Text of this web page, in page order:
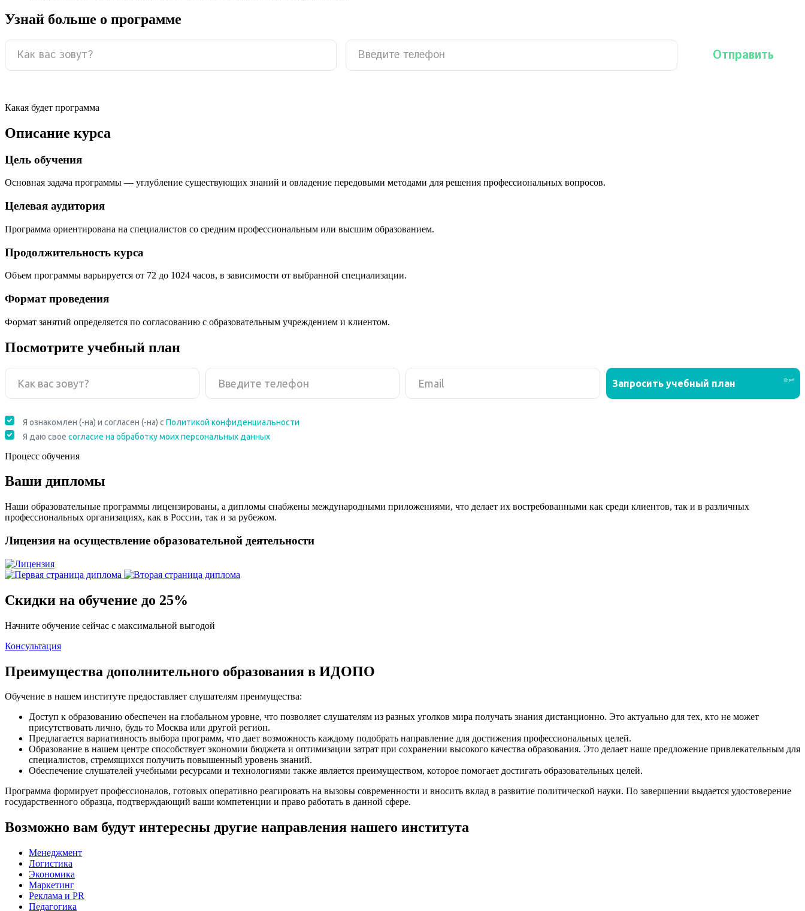
Узнай больше о программе
Какая будет программа
Описание курса
Цель обучения
Основная задача программы — углубление существующих знаний и овладение передовыми методами для решения профессиональных вопросов.
Целевая аудитория
Программа ориентирована на специалистов со средним профессиональным или высшим образованием.
Продолжительность курса
Объем программы варьируется от 72 до 1024 часов, в зависимости от выбранной специализации.
Формат проведения
Формат занятий определяется по согласованию с образовательным учреждением и клиентом.
Посмотрите учебный план
Процесс обучения
Ваши дипломы
Наши образовательные программы лицензированы, а дипломы снабжены международными приложениями, что делает их востребованными как среди клиентов, так и в различных
профессиональных организациях, как в России, так и за рубежом.
Лицензия на осуществление образовательной деятельности
Скидки на обучение до 25%
Начните обучение сейчас с максимальной выгодой
Консультация
Преимущества дополнительного образования в ИДОПО
Обучение в нашем институте предоставляет слушателям преимущества:
Доступ к образованию обеспечен на глобальном уровне, что позволяет слушателям из разных уголков мира получать знания дистанционно. Это актуально для тех, кто не может
присутствовать лично, будь то Москва или другой регион.
Предлагается вариативность выбора программ, что дает возможность каждому подобрать направление для достижения профессиональных целей.
Образование в нашем центре способствует экономии бюджета и оптимизации затрат при сохранении высокого качества образования. Это делает наше предложение привлекательным для
специалистов, стремящихся получить повышенный уровень знаний.
Обеспечение слушателей учебными ресурсами и технологиями также является преимуществом, которое помогает достигать образовательных целей.
Программа формирует профессионалов, готовых оперативно реагировать на вызовы современности и вносить вклад в развитие политической науки. По завершении выдается удостоверение
государственного образца, подтверждающий ваши компетенции и право работать в данной сфере.
Возможно вам будут интересны другие направления нашего института
Менеджмент
Логистика
Экономика
Маркетинг
Реклама и PR
Педагогика